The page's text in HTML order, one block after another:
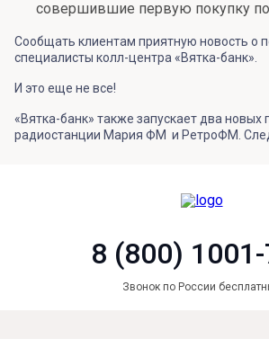
совершившие первую покупку по
Сообщать клиентам приятную новость о
специалисты колл-центра «Вятка-банк».
И это еще не все!
«Вятка-банк» также запускает два новых
радиостанции Мария ФМ и РетроФМ.
8 (800)
Звонок по России